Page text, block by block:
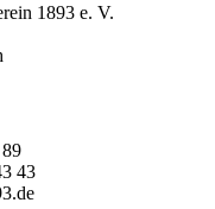
1893 e. V.
43